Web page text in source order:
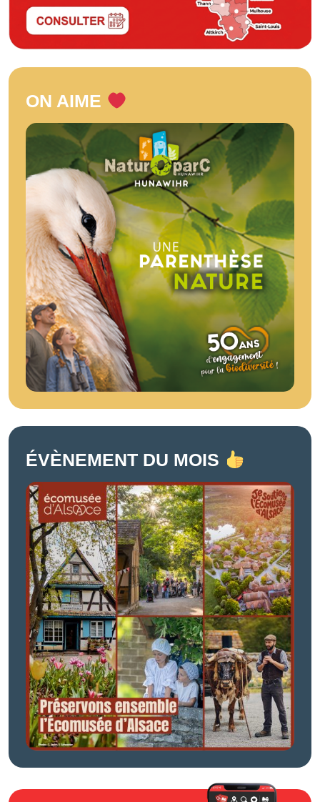
ON AIME
ÉVÈNEMENT DU MOIS